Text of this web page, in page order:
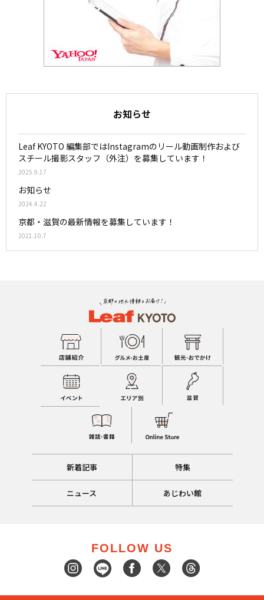
お知らせ
Leaf KYOTO 編集部ではInstagramのリール動画制作および
スチール撮影スタッフ（外注）を募集しています！
2025.9.17
お知らせ
2024.4.22
京都・滋賀の最新情報を募集しています！
2021.10.7
新着記事 特集
ニュース あじわい館
FOLLOW US